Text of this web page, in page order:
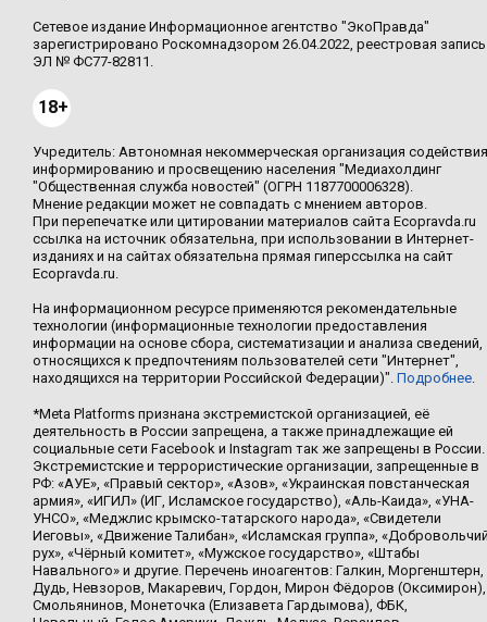
Сетевое издание Информационное агентство "ЭкоПравда"
зарегистрировано Роскомнадзором 26.04.2022, реестровая запись
ЭЛ № ФС77-82811.
18+
Учредитель: Автономная некоммерческая организация содействия
информированию и просвещению населения "Медиахолдинг
"Общественная служба новостей" (ОГРН 1187700006328).
Мнение редакции может не совпадать с мнением авторов.
При перепечатке или цитировании материалов сайта Ecopravda.ru
ссылка на источник обязательна, при использовании в Интернет-
изданиях и на сайтах обязательна прямая гиперссылка на сайт
Ecopravda.ru.
На информационном ресурсе применяются рекомендательные
технологии (информационные технологии предоставления
информации на основе сбора, систематизации и анализа сведений,
относящихся к предпочтениям пользователей сети "Интернет",
находящихся на территории Российской Федерации)". Подробнее.
*Meta Platforms признана экстремистской организацией, её
деятельность в России запрещена, а также принадлежащие ей
социальные сети Facebook и Instagram так же запрещены в России.
Экстремистские и террористические организации, запрещенные в
РФ: «АУЕ», «Правый сектор», «Азов», «Украинская повстанческая
армия», «ИГИЛ» (ИГ, Исламское государство), «Аль-Каида», «УНА-
УНСО», «Меджлис крымско-татарского народа», «Свидетели
Иеговы», «Движение Талибан», «Исламская группа»,
рух», «Чёрный комитет», «Мужское государство», «Штабы
Навального» и другие. Перечень иноагентов: Галкин, Моргенштерн,
Дудь, Невзоров, Макаревич, Гордон, Мирон Фёдоров (Оксимирон),
Смольянинов, Монеточка (Елизавета Гардымова), ФБК,